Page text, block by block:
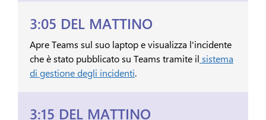
3:05 DEL MATTINO
Apre Teams sul suo laptop e visualizza l'incidente
che è stato pubblicato su Teams tramite il sistema
di gestione degli incidenti.
3:15 DEL MATTINO